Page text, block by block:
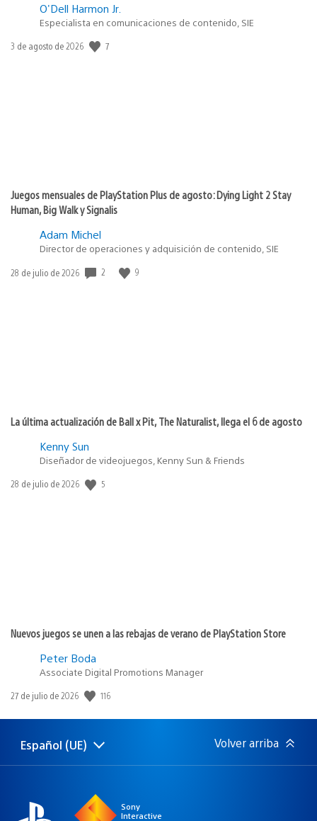
O'Dell Harmon Jr.
Especialista en comunicaciones de contenido, SIE
Fecha
3 de agosto de 2026 7
Juegos mensuales de PlayStation Plus de agosto: Dying Light 2 Stay
Human, Big Walk y Signalis
Adam Michel
Director de operaciones y adquisición de contenido, SIE
Fecha
28 de julio de 2026 2 9
La última actualización de Ball x Pit, The Naturalist, llega el 6 de agosto
Kenny Sun
Diseñador de videojuegos, Kenny Sun & Friends
Fecha
28 de julio de 2026 5
Nuevos juegos se unen a las rebajas de verano de PlayStation Store
Peter Boda
Associate Digital Promotions Manager
Fecha
publicación:
27 de julio de 2026 116
Selecciona
una
Región
actual:
Español (UE) Volver arriba
Sony
Interactive